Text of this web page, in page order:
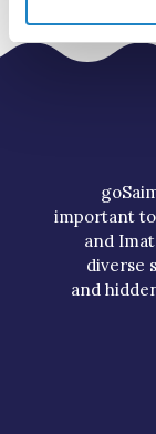
important
and
diverse
and